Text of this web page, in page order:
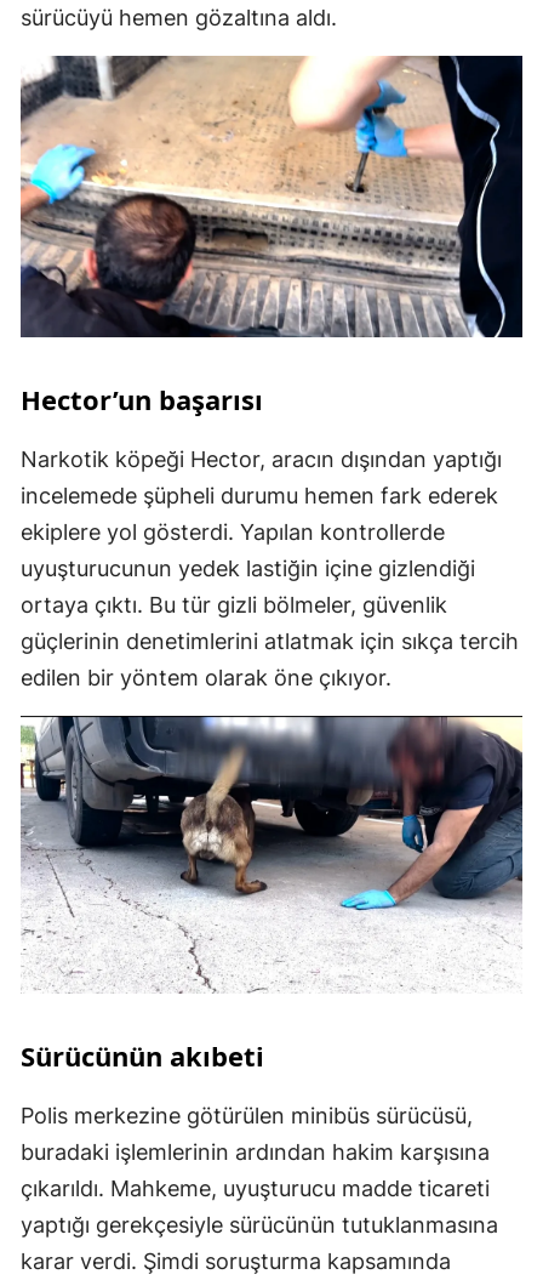
sürücüyü hemen gözaltına aldı.
Hector’un başarısı
Narkotik köpeği Hector, aracın dışından yaptığı
incelemede şüpheli durumu hemen fark ederek
ekiplere yol gösterdi. Yapılan kontrollerde
uyuşturucunun yedek lastiğin içine gizlendiği
ortaya çıktı. Bu tür gizli bölmeler, güvenlik
güçlerinin denetimlerini atlatmak için sıkça tercih
edilen bir yöntem olarak öne çıkıyor.
Sürücünün akıbeti
Polis merkezine götürülen minibüs sürücüsü,
buradaki işlemlerinin ardından hakim karşısına
çıkarıldı. Mahkeme, uyuşturucu madde ticareti
yaptığı gerekçesiyle sürücünün tutuklanmasına
karar verdi. Şimdi soruşturma kapsamında